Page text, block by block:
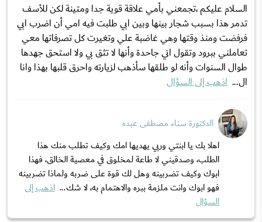
السلام عليكم ،تجمعني بأمي علاقة قوية جدا ومتينة لكن للأسف
تدمر هذا بسبب شجار بينها وبين ابي طلبت فيه امي أن اضرب ابي
فرفضت ومنذ وقتها وهي غاضبة علي وتغيرت كل تصرفاتها معي
تعاملني ببرود وتقول اني جاحدة وأنها لا تثق بي ولا استحق جهدها
طوال السنوات وأنه لو طلقها سأذهب لزيارته واحرق قلبها بهذا وانا
ال... اذهب إلى السؤال
الدكتورة سناء مصطفى عبده
اهلا بك يا ابنتي وربي يهديها امك وكيف تطلب منك هذا
الطلب، وصدقيني لا طاعة لمخلوق في معصية الخالق، فهذا
ابوك وكيف تضربينه وهل لك قوة على ضربه ولماذا تضربينه
فهو ابوك وانت ملزمة ببره والاهتمام به، لا شك... اذهب إلى
السؤال